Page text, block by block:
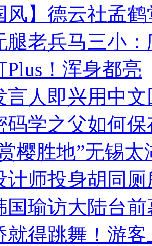
风】德云社孟
腿老兵马三小
Plus！浑身都亮
言人即兴用中
码学之父如何
樱胜地”无锡
计师投身胡同
国瑜访大陆台
就得跳舞！游客